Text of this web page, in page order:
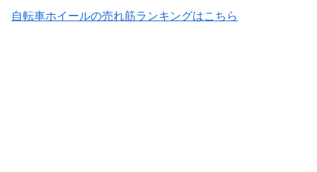
自転車ホイールの売れ筋ランキングはこちら